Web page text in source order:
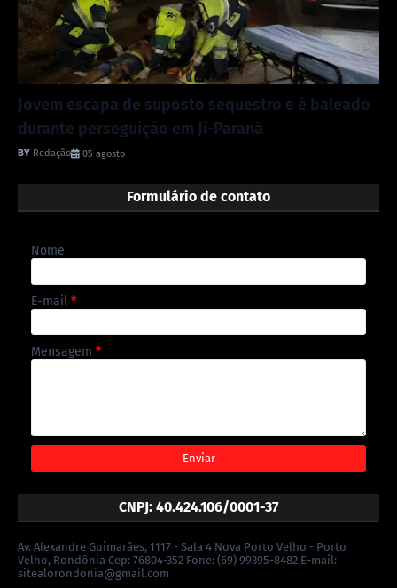
Jovem escapa de suposto sequestro e é baleado
durante perseguição em Ji-Paraná
Redação 05 agosto
Formulário de contato
Nome
E-mail *
Mensagem *
CNPJ: 40.424.106/0001-37
Av. Alexandre Guimarães, 1117 - Sala 4 Nova Porto Velho - Porto
Velho, Rondônia Cep: 76804-352 Fone: (69) 99395-8482 E-mail:
sitealorondonia@gmail.com